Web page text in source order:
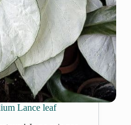
Lance leaf